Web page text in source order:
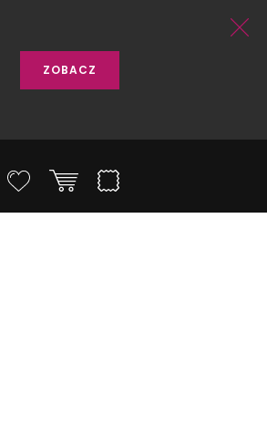
ZOBACZ